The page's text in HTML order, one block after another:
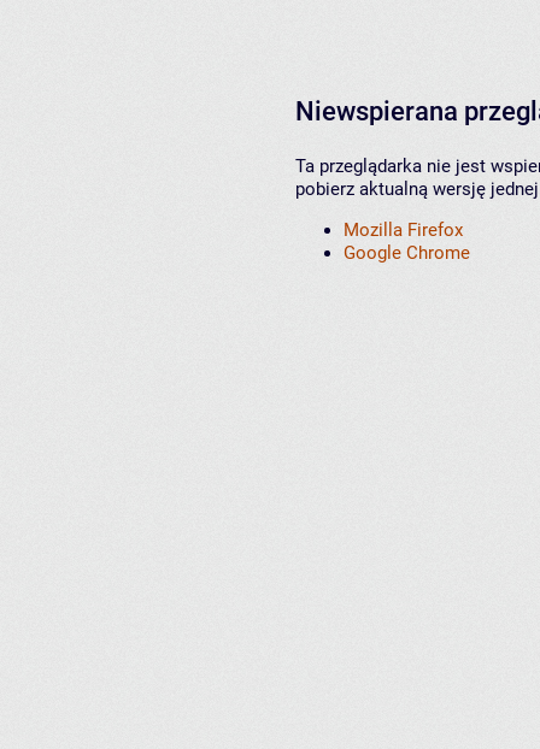
Niewspierana
Ta przeglądarka nie jest
pobierz aktualną wersję
Mozilla Firefox
Google Chrome